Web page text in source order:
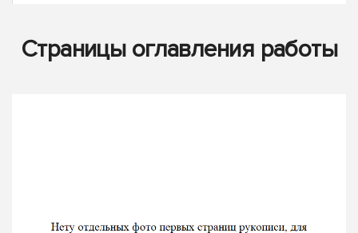
Страницы оглавления работы